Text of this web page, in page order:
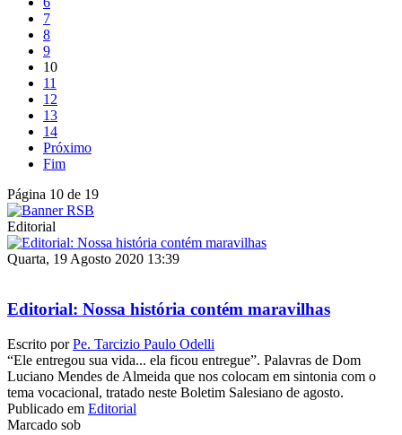
7
8
9
10
11
12
13
14
Próximo
Fim
Página 10 de 19
Editorial
Quarta, 19 Agosto 2020 13:39
Editorial: Nossa história contém maravilhas
Escrito porPe. Tarcizio Paulo Odelli
“Ele entregou sua vida... ela ficou entregue”. Palavras de Dom
Luciano Mendes de Almeida que nos colocam em sintonia com o
tema vocacional, tratado neste Boletim Salesiano de agosto.
Publicado em Editorial
Marcado sob